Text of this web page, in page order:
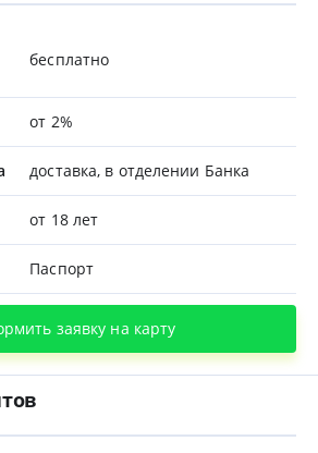
бесплатно
от 2%
доставка, в отделении Банка
от 18 лет
Паспорт
заявку на карту